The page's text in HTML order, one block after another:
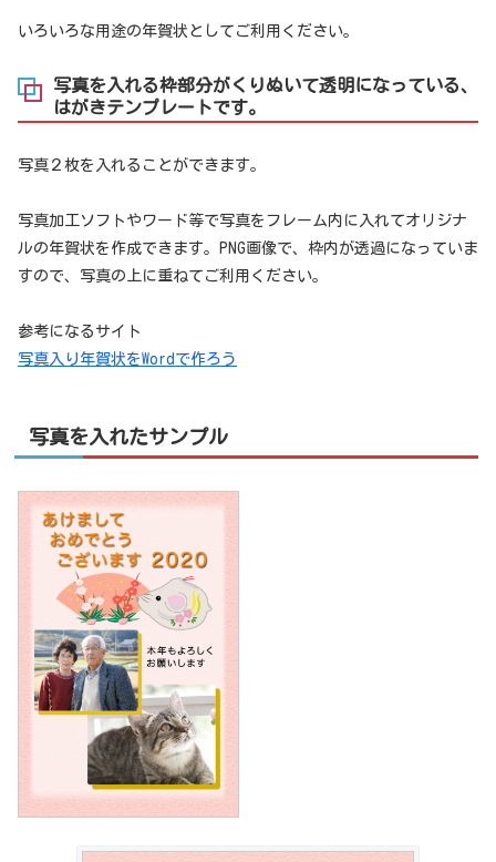
いろいろな用途の年賀状としてご利用ください。
写真を入れる枠部分がくりぬいて透明になっている、
はがきテンプレートです。
写真２枚を入れることができます。
写真加工ソフトやワード等で写真をフレーム内に入れてオリジナ
ルの年賀状を作成できます。PNG画像で、枠内が透過になっていま
すので、写真の上に重ねてご利用ください。
参考になるサイト
写真入り年賀状をWordで作ろう
写真を入れたサンプル